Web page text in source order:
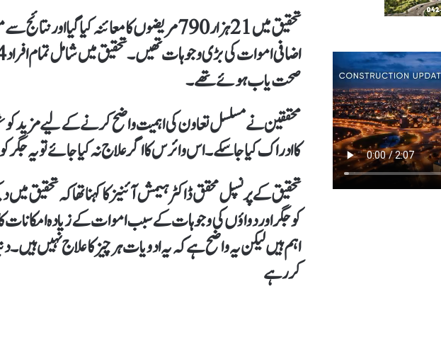
تحقیق میں 21 ہزار 790 مریضوں کا معائنہ کیا
صحت یاب ہوئے تھے۔
محققین نے مسلسل تعاون کی اہمیت واضح کرنے کے لیے مزید
کا ادراک کیا جاسکے۔اس وائرس کا اگر علاج نہ کیا جائے تو یہ
تحقیق کے پرنسپل محقق ڈاکٹر ہیمش آئنیز کا کہنا تھا کہ
کو جگر اور دواؤں کی وجوہات کے سبب اموات کے زیادہ امکانات
اہم ہیں لیکن یہ واضح ہے کہ یہ ادویات ہر چیز کا علاج نہیں
کر رہے